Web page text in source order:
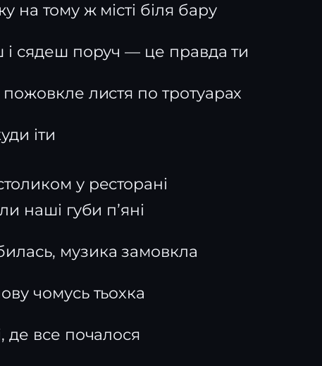
на тому ж місті біля бару
і сядеш поруч — це правда ти
листя по тротуарах
іти
у ресторані
наші губи пʼяні
музика замовкла
чомусь тьохка
де все почалося